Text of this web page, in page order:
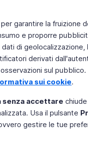
garantire la fruizione
e proporre
di
derivati
sul
sui cookie.
senza accettare
Usa il pulsante
gestire le tue